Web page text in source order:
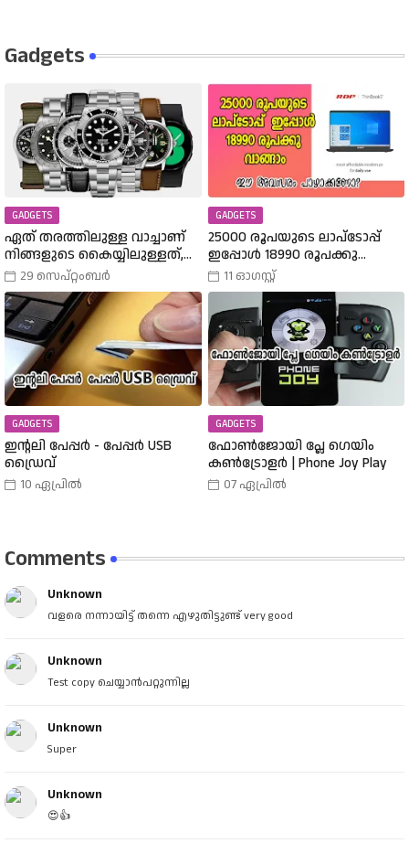
Gadgets
GADGETS
ഏത് തരത്തിലുള്ള വാച്ചാണ്
നിങ്ങളുടെ കൈയ്യിലുള്ളത്,
അത് എങ്ങനെ
തിരഞ്ഞെടുത്തു? വിവിധ
തരത്തിലുള്ള വാച്ചുകൾ
പരിചയപ്പെടാം.
29 സെപ്റ്റംബർ
GADGETS
25000 രൂപയുടെ ലാപ്ടോപ്പ്
ഇപ്പോൾ 18990 രൂപക്കു
വാങ്ങാം | Amazon Freedom Sale
Buy A 25000 Laptop In 18,900
Rupees |
11 ഓഗസ്റ്റ്
GADGETS
ഇന്റലി പേപ്പർ - പേപ്പർ USB
ഡ്രൈവ്
10 ഏപ്രിൽ
GADGETS
ഫോൺജോയി പ്ലേ ഗെയിം
കൺട്രോളർ | Phone Joy Play
07 ഏപ്രിൽ
Comments
Unknown
വളരെ നന്നായിട്ട് തന്നെ എഴുതിട്ടുണ്ട് very good
Unknown
Test copy ചെയ്യാൻപറ്റുന്നില്ല
Unknown
Super
Unknown
😍👍